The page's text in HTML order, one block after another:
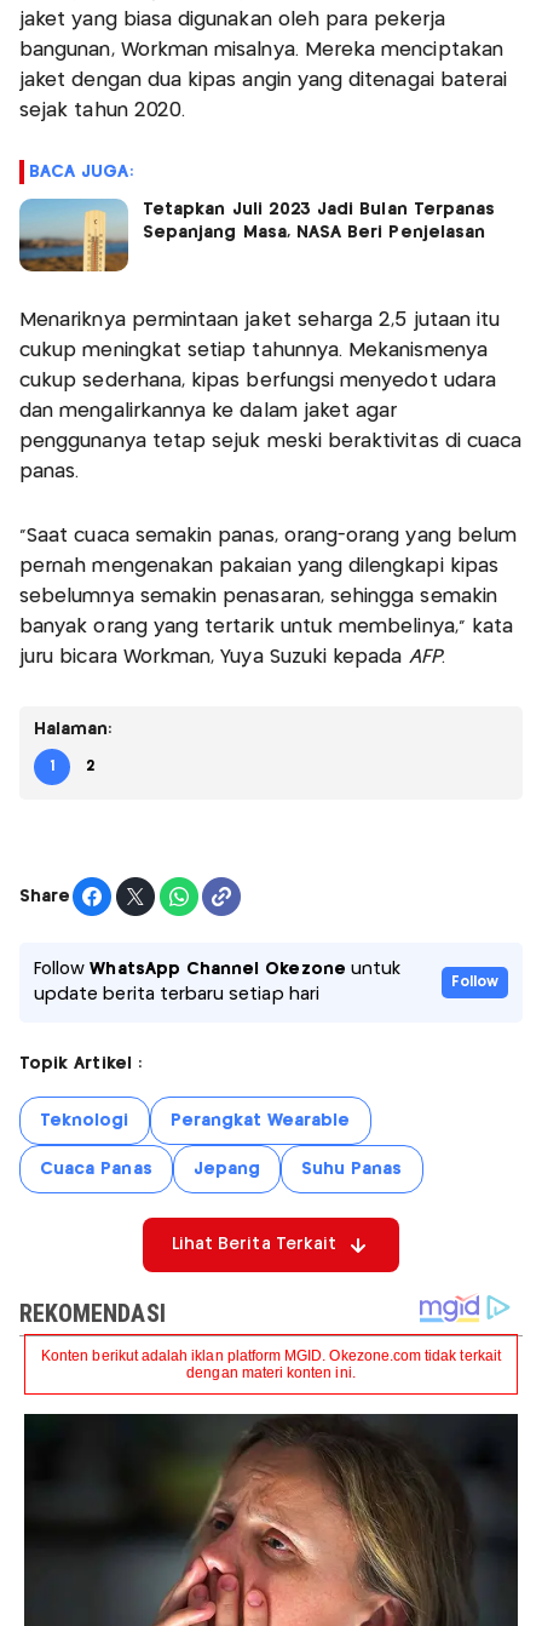
jaket yang biasa digunakan oleh para pekerja
bangunan, Workman misalnya. Mereka menciptakan
jaket dengan dua kipas angin yang ditenagai baterai
sejak tahun 2020.
BACA JUGA:
Tetapkan Juli 2023 Jadi Bulan Terpanas
Sepanjang Masa, NASA Beri Penjelasan
Menariknya permintaan jaket seharga 2,5 jutaan itu
cukup meningkat setiap tahunnya. Mekanismenya
cukup sederhana, kipas berfungsi menyedot udara
dan mengalirkannya ke dalam jaket agar
penggunanya tetap sejuk meski beraktivitas di cuaca
panas.
"Saat cuaca semakin panas, orang-orang yang belum
pernah mengenakan pakaian yang dilengkapi kipas
sebelumnya semakin penasaran, sehingga semakin
banyak orang yang tertarik untuk membelinya," kata
juru bicara Workman, Yuya Suzuki kepada AFP.
Halaman:
1 2
Share
FollowWhatsApp Channel Okezone untuk
update berita terbaru setiap hari
Follow
Topik Artikel :
Teknologi Perangkat Wearable
Cuaca Panas Jepang Suhu Panas
Lihat Berita Terkait